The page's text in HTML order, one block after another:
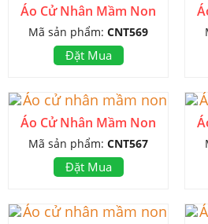
Áo Cử Nhân Mầm Non
Mã sản phẩm: CNT569
Đặt Mua
Áo Cử Nhân Mầm Non
Mã sản phẩm: CNT567
Đặt Mua